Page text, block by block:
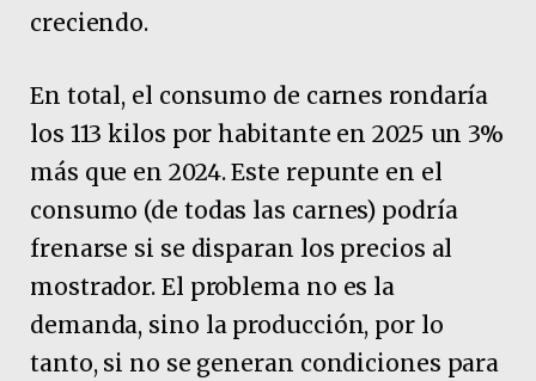
creciendo.
En total, el consumo de carnes rondaría
los 113 kilos por habitante en 2025 un 3%
más que en 2024. Este repunte en el
consumo (de todas las carnes) podría
frenarse si se disparan los precios al
mostrador. El problema no es la
demanda, sino la producción, por lo
tanto, si no se generan condiciones para